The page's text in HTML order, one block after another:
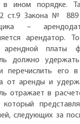
в ином порядке.
ст.9 Закона № 889
–
арендатор.
арендной платы
должно
перечислить его
от аренды и
отражает в
следующих за